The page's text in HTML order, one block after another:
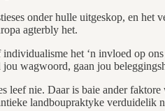
onder hulle uitgeskop, en het
agterbly het.
individualisme het ‘n invloed op
wagwoord, gaan jou
leef nie. Daar is baie ander
landboupraktyke verduidelik